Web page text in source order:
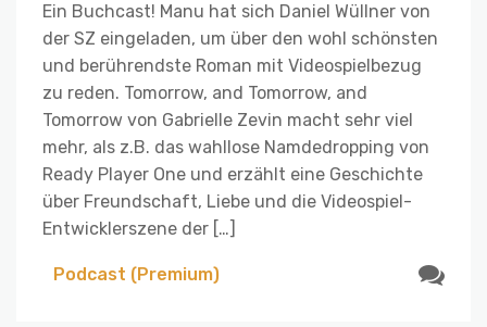
Ein Buchcast! Manu hat sich Daniel Wüllner von
der SZ eingeladen, um über den wohl schönsten
und berührendste Roman mit Videospielbezug
zu reden. Tomorrow, and Tomorrow, and
Tomorrow von Gabrielle Zevin macht sehr viel
mehr, als z.B. das wahllose Namdedropping von
Ready Player One und erzählt eine Geschichte
über Freundschaft, Liebe und die Videospiel-
Entwicklerszene der […]
Podcast (Premium)